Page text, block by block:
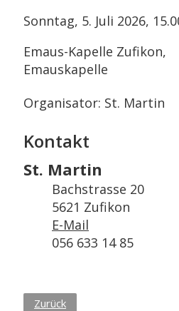
Sonntag, 5. Juli 2026,
Emaus-Kapelle Zufikon,
Emauskapelle
Organisator: St. Martin
Kontakt
St. Martin
Bachstrasse 20
5621 Zufikon
E-Mail
056 633 14 85
Zurück